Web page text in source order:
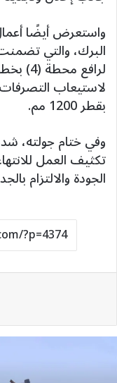
واستعرض أيضًا
البرك، والتي
لاستيعاب
بقطر 1200 مم.
وفي ختام جولته،
تكثيف العمل
الجودة والالتزام